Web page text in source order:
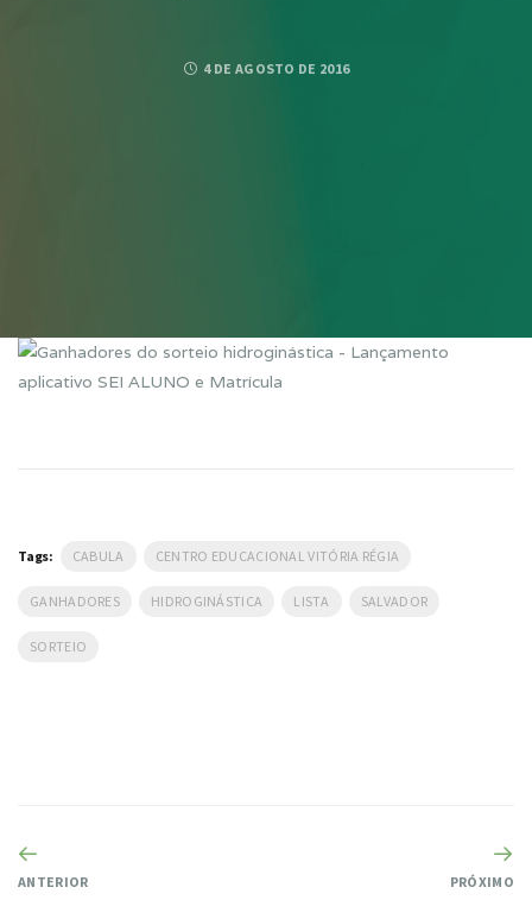
4 DE AGOSTO DE 2016
Tags: CABULA CENTRO EDUCACIONAL VITÓRIA RÉGIA
GANHADORES HIDROGINÁSTICA LISTA SALVADOR
SORTEIO
ANTERIOR PRÓXIMO